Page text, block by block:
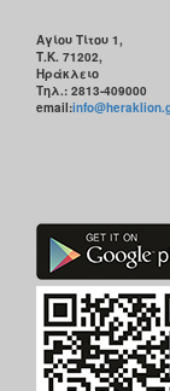
Αγίου Τίτου 1,
Τ.Κ. 71202,
Ηράκλειο
Τηλ.: 2813-409000
email: